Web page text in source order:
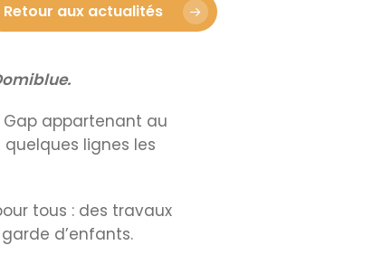
Retour aux actualités
Gap appartenant au
lignes les
tous : des travaux
d’enfants.